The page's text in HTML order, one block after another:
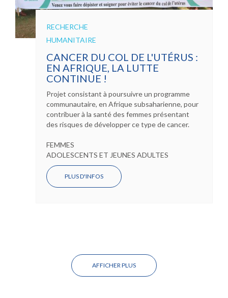
RECHERCHE
HUMANITAIRE
CANCER DU COL DE L'UTÉRUS :
EN AFRIQUE, LA LUTTE
CONTINUE !
Projet consistant à poursuivre un programme
communautaire, en Afrique subsaharienne, pour
contribuer à la santé des femmes présentant
des risques de développer ce type de cancer.
FEMMES
ADOLESCENTS ET JEUNES ADULTES
PLUS D'INFOS
AFFICHER PLUS